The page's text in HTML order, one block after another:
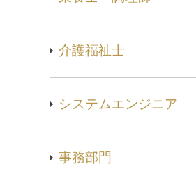
介護福祉士
システムエンジニア
事務部門